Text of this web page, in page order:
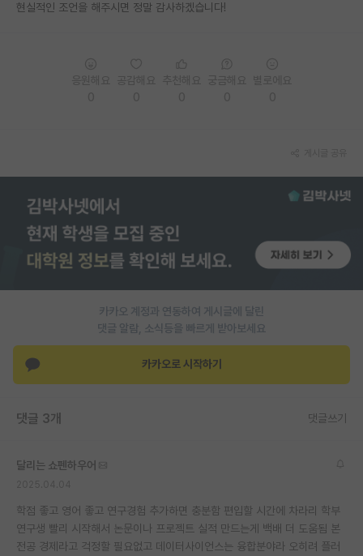
이벤트
반도체 아카데미
현실적인 조언을 해주시면 정말 감사하겠습니다!
카카오 계정과 연동하여 게시글에 달린
댓글 알람, 소식등을 빠르게 받아보세요
카카오로 시작하기
댓글 3개 댓글쓰기
달리는 쇼펜하우어
학점 좋고 영어 좋고 연구경험 추가하면 충분함 편입할 시간에 차라리 학부
연구생 빨리 시작해서 논문이나 프로젝트 실적 만드는게 백배 더 도움됨 본
전공 경제라고 걱정할 필요없고 데이터사이언스는 융합분야라 오히려 플러